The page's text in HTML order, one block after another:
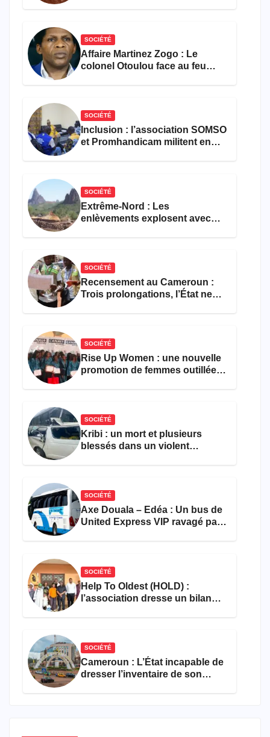
SOCIÉTÉ
Affaire Martinez Zogo : Le
colonel Otoulou face au feu
SOCIÉTÉ
Inclusion : l’association SOMSO
et Promhandicam militent en
SOCIÉTÉ
Extrême-Nord : Les
enlèvements explosent avec
SOCIÉTÉ
Recensement au Cameroun :
Trois prolongations, l’État ne
SOCIÉTÉ
Rise Up Women : une nouvelle
promotion de femmes outillées
SOCIÉTÉ
Kribi : un mort et plusieurs
blessés dans un violent
SOCIÉTÉ
Axe Douala – Edéa : Un bus de
United Express VIP ravagé par
SOCIÉTÉ
Help To Oldest (HOLD) :
l’association dresse un bilan
SOCIÉTÉ
Cameroun : L’État incapable de
dresser l’inventaire de son